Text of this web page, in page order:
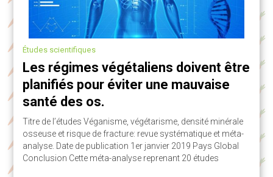
Études scientifiques
Les régimes végétaliens doivent être
planifiés pour éviter une mauvaise
santé des os.
Titre de l’études Véganisme, végétarisme, densité minérale
osseuse et risque de fracture: revue systématique et méta-
analyse. Date de publication 1er janvier 2019 Pays Global
Conclusion Cette méta-analyse reprenant 20 études